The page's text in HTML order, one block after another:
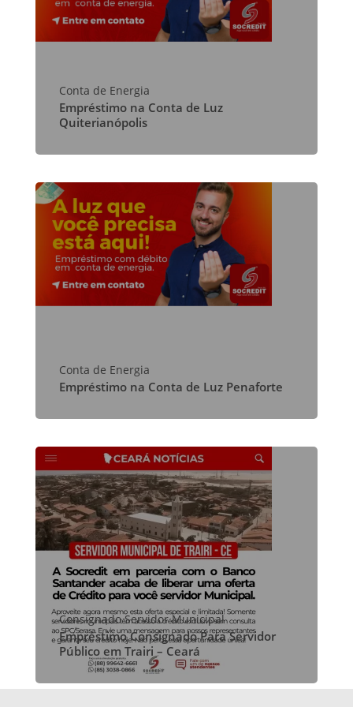
Conta de Energia
Empréstimo na Conta de Luz
Quiterianópolis
Conta de Energia
Empréstimo na Conta de Luz Penaforte
Consignado Servidor Municipal
Empréstimo Consignado Para Servidor
Público em Trairi – Ceará